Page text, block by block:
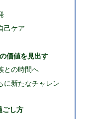
己ケア
価値を見出す
との時間へ
に新たなチャレン
ごし方